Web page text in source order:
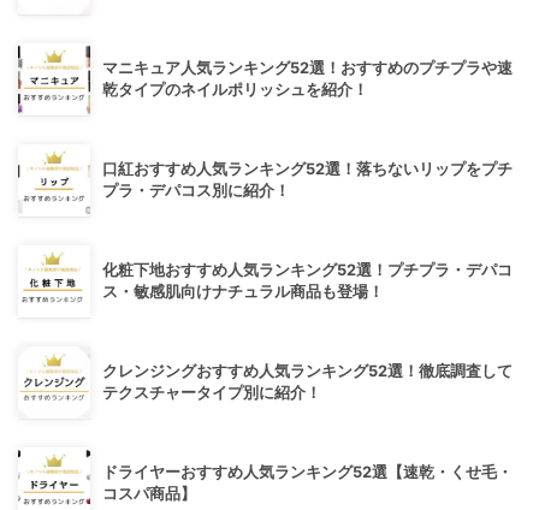
マニキュア人気ランキング52選！おすすめのプチプラや速
乾タイプのネイルポリッシュを紹介！
口紅おすすめ人気ランキング52選！落ちないリップをプチ
プラ・デパコス別に紹介！
化粧下地おすすめ人気ランキング52選！プチプラ・デパコ
ス・敏感肌向けナチュラル商品も登場！
クレンジングおすすめ人気ランキング52選！徹底調査して
テクスチャータイプ別に紹介！
ドライヤーおすすめ人気ランキング52選【速乾・くせ毛・
コスパ商品】